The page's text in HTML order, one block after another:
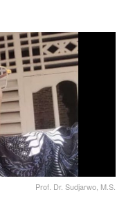
Prof. Dr. Sudjarwo, M.S.